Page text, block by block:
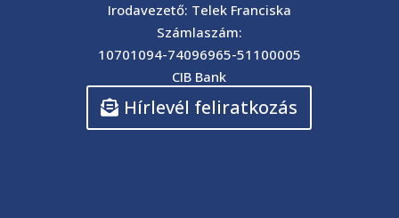
Irodavezető: Telek Franciska
Számlaszám:
10701094-74096965-51100005
CIB Bank
Hírlevél feliratkozás